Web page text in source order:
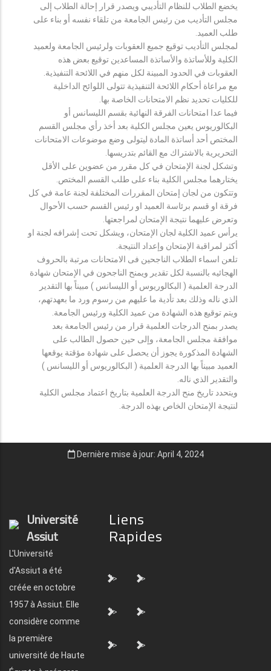
يخضع الطلاب للنظام التأديبي ويصدر قرار إحالة الطلاب إلى
مجلس التأديب من رئيس الجامعة من تلقاء نفسه أو بناء على
طلب العميد.
لمجلس التأديب توقيع جميع العقوبات ولرئيس الجامعة ولعميد
الكلية وللأساتذة والأساتذة المساعدين توقيع بعض هذه
العقوبات في الحدود المبينة لكل منهم في اللائحة التنفيذية.
مع مراعاة أحكام اللائحة التنفيذية تتولى اللوائح الداخلية
للكليات تحديد نظم الامتحانات الخاصة بها.
فيما عدا امتحانات الفرقة النهائية بقسم الليسانس أو
البكالوريوس يعين مجلس الكلية بعد أخذ رأي مجلس القسم
المختص أحد أساتذة المادة ليتولى وضع موضوعات الامتحانات
التحريرية بالاشتراك مع القائم بتدريسها.
وتشكل لجنة الإمتحان في كل مقرر من عضوين على الأقل
يختارهما مجلس الكلية بناء على طلب القسم المختص.
وتتكون من لجان إمتحان المقررات المختلفة لجنة عامة في كل
فرقة او قسم برئاسة العميد او رئيس القسم حسب الأحوال
وتعرض عليهما نتيجة الإمتحان لمراجعتها.
يرأس عميد الكلية لجان الإمتحان، ويشكل تحت إشرافه لجنة او
أكثر لمراقبة الإمتحان وإعداد النتيجة.
تلعن اسماء الطلاب الناجحين فى الامتحانات مرتبة بالحروف
الهجائيه بالنسبة لكل تقدير ويمنح الناجحون في الإمتحان شهادة
الدرجة العلمية ( البكالوريوس أو الليسانس ) مبيناً بها التقدير
الذي ناله وذلك بعد تأدية ما عليهم من رسوم ورد ما بعهدتهم،
ويتم توقيع هذه الشهادة من عميد الكلية ورئيس الجامعة.
يصدر بمنح الدرجات العلمية قرار من رئيس الجامعة بعد
موافقة مجلس الجامعة، وإلى حين حصول الطالب على
الشهادة المذكورة يجوز أن يحصل على شهادة مؤقتة يوقعها
العميد مبيناً بها الدرجة العلمية ( البكالوريوس أو الليسانس )
والتقدير الذي ناله.
ويتحدد تاريخ منح الدرجة العلمية بتاريخ اعتماد مجلس الكلية
لنتيجة الإمتحان الخاص بهذه الدرجة.
Dernière mise à jour: April 4, 2024
Université
Assiut
L'Université
d'Assiut a été
créée en octobre
1957 à Assiut. Elle
considère comme
la première
université de Haute
Liens
Rapides
"> ">
"> ">
"> ">